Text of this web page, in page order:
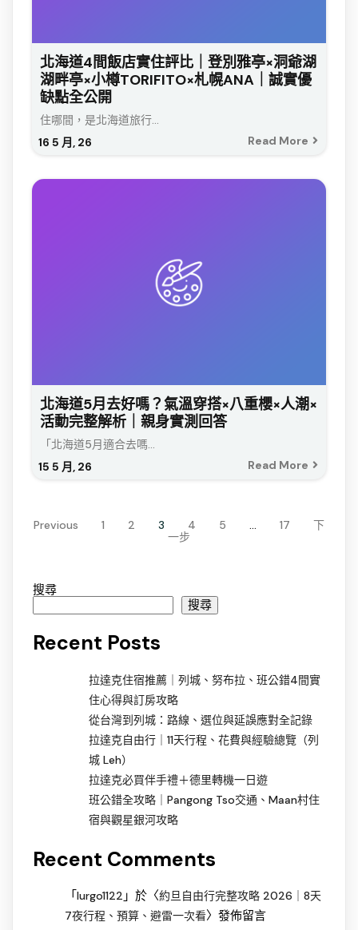
北海道4間飯店實住評比｜登別雅亭×洞爺湖
湖畔亭×小樽TORIFITO×札幌ANA｜誠實優
缺點全公開
16 5 月, 26
住哪間，是北海道旅行...
Read More
北海道5月去好嗎？氣溫穿搭×八重櫻×人潮×
活動完整解析｜親身實測回答
15 5 月, 26
「北海道5月適合去嗎...
Read More
Previous 1 2 3 4 5 ... 17
下
一步
搜尋
搜尋
Recent Posts
拉達克住宿推薦｜列城、努布拉、班公錯4間實
住心得與訂房攻略
從台灣到列城：路線、選位與延誤應對全記錄
拉達克自由行｜11天行程、花費與經驗總覽（列
城 Leh）
拉達克必買伴手禮＋德里轉機一日遊
班公錯全攻略｜Pangong Tso交通、Maan村住
宿與觀星銀河攻略
Recent Comments
「 lurgo1122 」於〈約旦自由行完整攻略 2026｜8天
7夜行程、預算、避雷一次看〉發佈留言